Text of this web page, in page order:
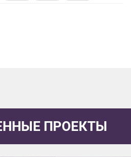
ПРОЕКТЫ